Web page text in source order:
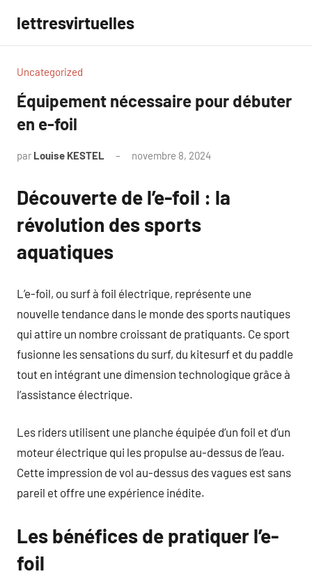
contenu
lettresvirtuelles
Uncategorized
Équipement nécessaire pour débuter
en e-foil
par Louise KESTEL novembre 8, 2024
Découverte de l’e-foil : la
révolution des sports
aquatiques
L’e-foil, ou surf à foil électrique, représente une
nouvelle tendance dans le monde des sports nautiques
qui attire un nombre croissant de pratiquants. Ce sport
fusionne les sensations du surf, du kitesurf et du paddle
tout en intégrant une dimension technologique grâce à
l’assistance électrique.
Les riders utilisent une planche équipée d’un foil et d’un
moteur électrique qui les propulse au-dessus de l’eau.
Cette impression de vol au-dessus des vagues est sans
pareil et offre une expérience inédite.
Les bénéfices de pratiquer l’e-
foil